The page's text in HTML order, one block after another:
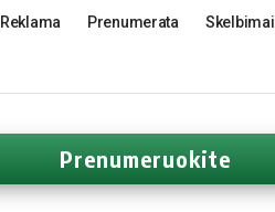
Reklama Prenumerata Skelbimai
Prenumeruokite